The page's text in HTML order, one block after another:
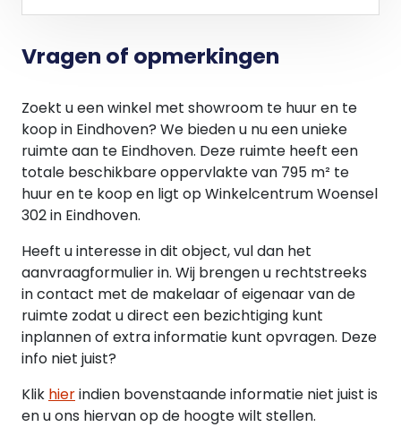
Een energielabel zal nog worden opgesteld.
Vragen of opmerkingen
Zoekt u een winkel met showroom te huur en te
koop in Eindhoven? We bieden u nu een unieke
ruimte aan te Eindhoven. Deze ruimte heeft een
totale beschikbare oppervlakte van 795 m² te
huur en te koop en ligt op Winkelcentrum Woensel
302 in Eindhoven.
Heeft u interesse in dit object, vul dan het
aanvraagformulier in. Wij brengen u rechtstreeks
in contact met de makelaar of eigenaar van de
ruimte zodat u direct een bezichtiging kunt
inplannen of extra informatie kunt opvragen. Deze
info niet juist?
Klik hierindien bovenstaande informatie niet juist is
en u ons hiervan op de hoogte wilt stellen.